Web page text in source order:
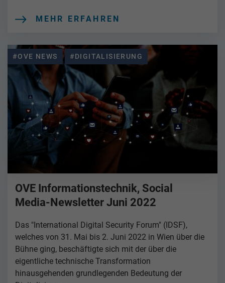
MEHR ERFAHREN
#OVE NEWS #DIGITALISIERUNG
OVE Informationstechnik, Social
Media-Newsletter Juni 2022
Das "International Digital Security Forum" (IDSF),
welches von 31. Mai bis 2. Juni 2022 in Wien über die
Bühne ging, beschäftigte sich mit der über die
eigentliche technische Transformation
hinausgehenden grundlegenden Bedeutung der